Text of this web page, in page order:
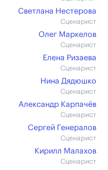
Светлана Нестерова
Сценарист
Олег Маркелов
Сценарист
Елена Ризаева
Сценарист
Нина Дядюшко
Сценарист
Александр Карпачёв
Сценарист
Сергей Генералов
Сценарист
Кирилл Малахов
Сценарист